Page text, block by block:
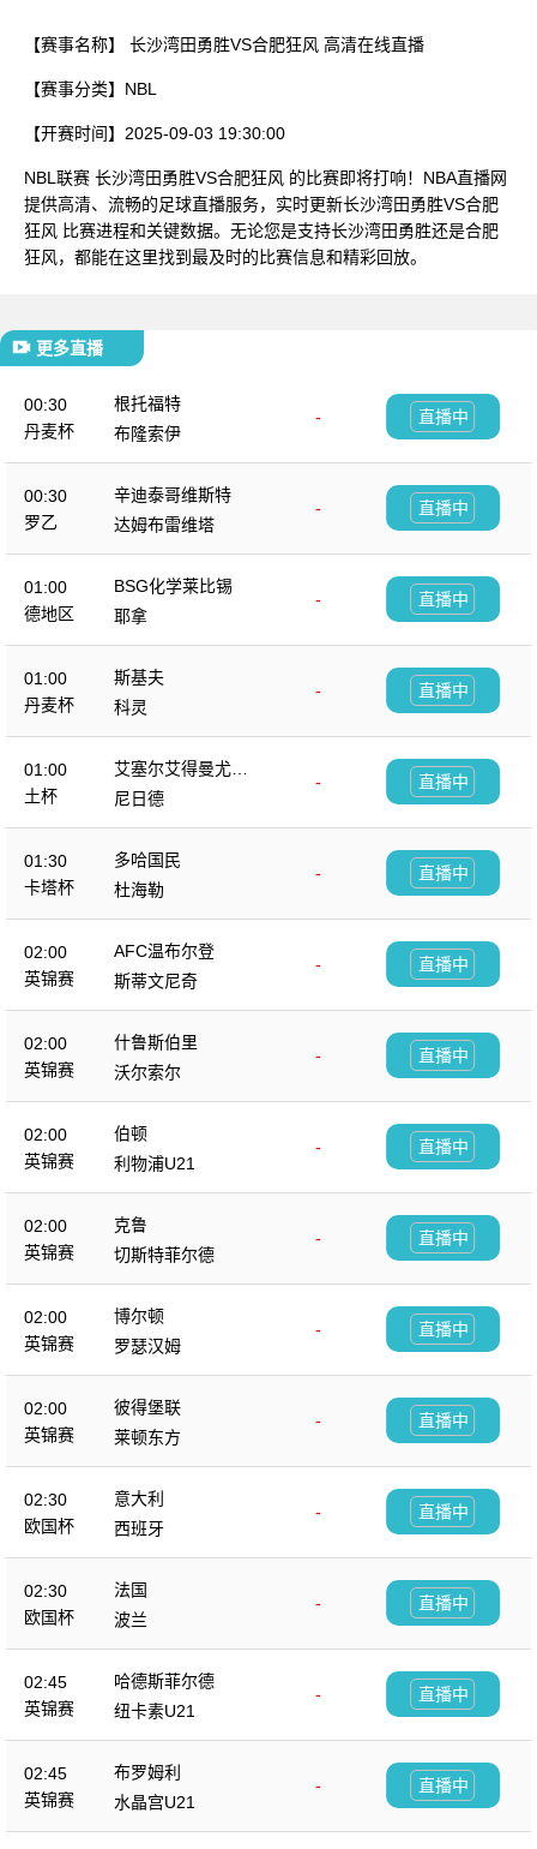
【赛事名称】 长沙湾田勇胜VS合肥狂风 高清在线直播
【赛事分类】 NBL
【开赛时间】 2025-09-03 19:30:00
NBL联赛 长沙湾田勇胜VS合肥狂风 的比赛即将打响！NBA直播网
提供高清、流畅的足球直播服务，实时更新长沙湾田勇胜VS合肥
狂风 比赛进程和关键数据。无论您是支持长沙湾田勇胜还是合肥
狂风，都能在这里找到最及时的比赛信息和精彩回放。
更多直播
00:30
丹麦杯
根托福特
-
布隆索伊
直播中
00:30
罗乙
辛迪泰哥维斯特
-
达姆布雷维塔
直播中
01:00
德地区
BSG化学莱比锡
-
耶拿
直播中
01:00
丹麦杯
斯基夫
-
科灵
直播中
01:00
土杯
艾塞尔艾得曼尤尔
杜
-
尼日德
直播中
01:30
卡塔杯
多哈国民
-
杜海勒
直播中
02:00
英锦赛
AFC温布尔登
-
斯蒂文尼奇
直播中
02:00
英锦赛
什鲁斯伯里
-
沃尔索尔
直播中
02:00
英锦赛
伯顿
-
利物浦U21
直播中
02:00
英锦赛
克鲁
-
切斯特菲尔德
直播中
02:00
英锦赛
博尔顿
-
罗瑟汉姆
直播中
02:00
英锦赛
彼得堡联
-
莱顿东方
直播中
02:30
欧国杯
意大利
-
西班牙
直播中
02:30
欧国杯
法国
-
波兰
直播中
02:45
英锦赛
哈德斯菲尔德
-
纽卡素U21
直播中
02:45
英锦赛
布罗姆利
-
水晶宫U21
直播中